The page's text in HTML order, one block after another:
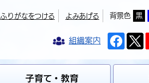
ふりがなをつける よみあげる 背景色 黒
組織案内
子育て・教育